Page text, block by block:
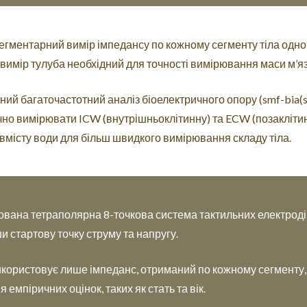
вимір імпедансу по кожному сегменту тіла
тулуба необхідний для точності вимірювання маси
багаточастотний аналіз біоелектричного опору (smf-
вимірювати ICW (внутрішньоклітинну) та ECW
води для більш швидкого вимірювання складу тіла.
тетраполярна 8-точкова система тактильних
стартову точку струму та напругу.
лише імпеданс, отриманий по кожному
емпіричних оцінок, таких як стать та вік.